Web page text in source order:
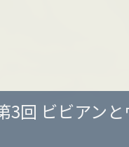
3回 ビビアン